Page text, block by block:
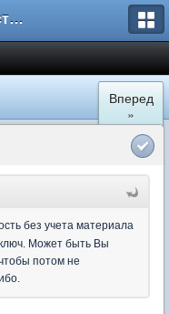
Форум Новостройки
Вперед
»
без учета материала
Может быть Вы
потом не